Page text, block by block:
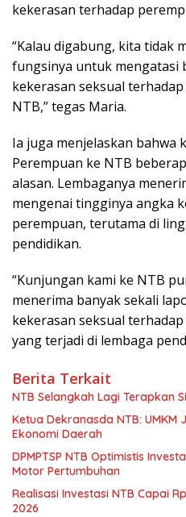
kekerasan terhadap
“Kalau digabung, kita tidak
fungsinya untuk mengatasi
kekerasan seksual
NTB,” tegas Maria.
Ia juga menjelaskan bahwa
Perempuan ke NTB
alasan. Lembaganya
mengenai tingginya angka
perempuan, terutama di
pendidikan.
“Kunjungan kami ke NTB
menerima banyak sekali
kekerasan seksual
yang terjadi di lembaga
Berita Terkait
NTB Selangkah Lagi Terapkan
Ketua Dekranasda NTB: UMKM
Ekonomi Daerah
DPMPTSP NTB Optimistis
Motor Pertumbuhan
Realisasi Investasi NTB Capai
2026